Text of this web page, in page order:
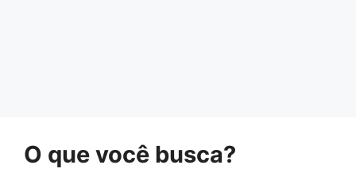
O que você busca?